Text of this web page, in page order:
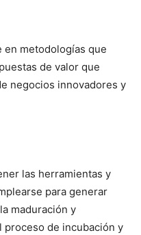
en metodologías que
de valor que
negocios innovadores y
las herramientas y
para generar
maduración y
de incubación y